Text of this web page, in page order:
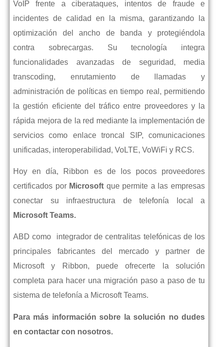
VoIP frente a ciberataques, intentos de fraude e
incidentes de calidad en la misma, garantizando la
optimización del ancho de banda y protegiéndola
contra sobrecargas. Su tecnología integra
funcionalidades avanzadas de seguridad, media
transcoding, enrutamiento de llamadas y
administración de políticas en tiempo real, permitiendo
la gestión eficiente del tráfico entre proveedores y la
rápida mejora de la red mediante la implementación de
servicios como enlace troncal SIP, comunicaciones
unificadas, interoperabilidad, VoLTE, VoWiFi y RCS.
Hoy en día, Ribbon es de los pocos proveedores
certificados por Microsoft que permite a las empresas
conectar su infraestructura de telefonía local a
Microsoft Teams.
ABD como integrador de centralitas telefónicas de los
principales fabricantes del mercado y partner de
Microsoft y Ribbon, puede ofrecerte la solución
completa para hacer una migración paso a paso de tu
sistema de telefonía a Microsoft Teams.
Para más información sobre la solución no dudes
en contactar con nosotros.